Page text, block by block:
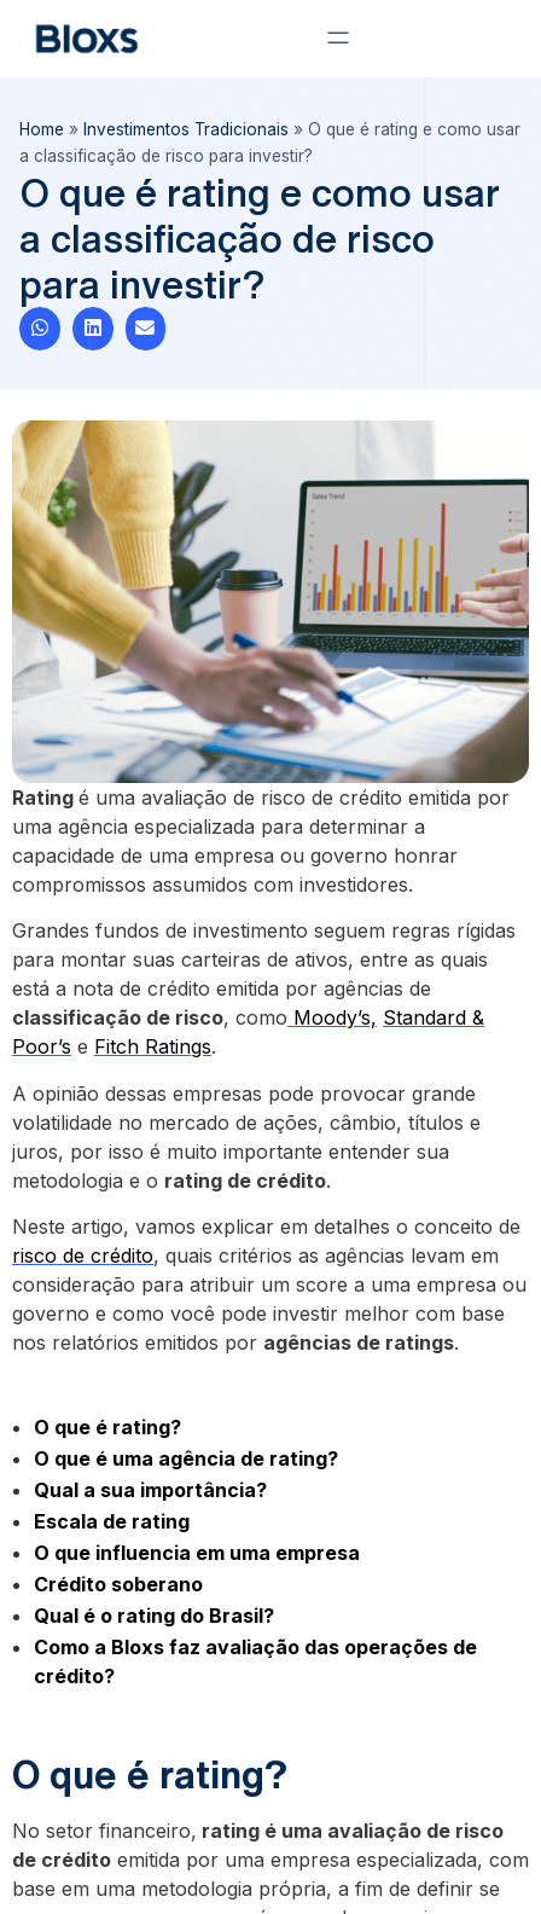
Home » Investimentos Tradicionais » O que é rating e como usar
a classificação de risco para investir?
O que é rating e como usar
a classificação de risco
para investir?
Rating é uma avaliação de risco de crédito emitida por
uma agência especializada para determinar a
capacidade de uma empresa ou governo honrar
compromissos assumidos com investidores.
Grandes fundos de investimento seguem regras rígidas
para montar suas carteiras de ativos, entre as quais
está a nota de crédito emitida por agências de
classificação de risco, como Moody’s, Standard &
Poor’s e Fitch Ratings.
A opinião dessas empresas pode provocar grande
volatilidade no mercado de ações, câmbio, títulos e
juros, por isso é muito importante entender sua
metodologia e o rating de crédito.
Neste artigo, vamos explicar em detalhes o conceito de
risco de crédito, quais critérios as agências levam em
consideração para atribuir um score a uma empresa ou
governo e como você pode investir melhor com base
nos relatórios emitidos por agências de ratings.
O que é rating?
O que é uma agência de rating?
Qual a sua importância?
Escala de rating
O que influencia em uma empresa
Crédito soberano
Qual é o rating do Brasil?
Como a Bloxs faz avaliação das operações de
crédito?
O que é rating?
No setor financeiro, rating é uma avaliação de risco
de crédito emitida por uma empresa especializada, com
base em uma metodologia própria, a fim de definir se